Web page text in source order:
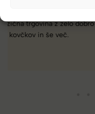
Naročanje pri vas je
Torbico že nosim, je